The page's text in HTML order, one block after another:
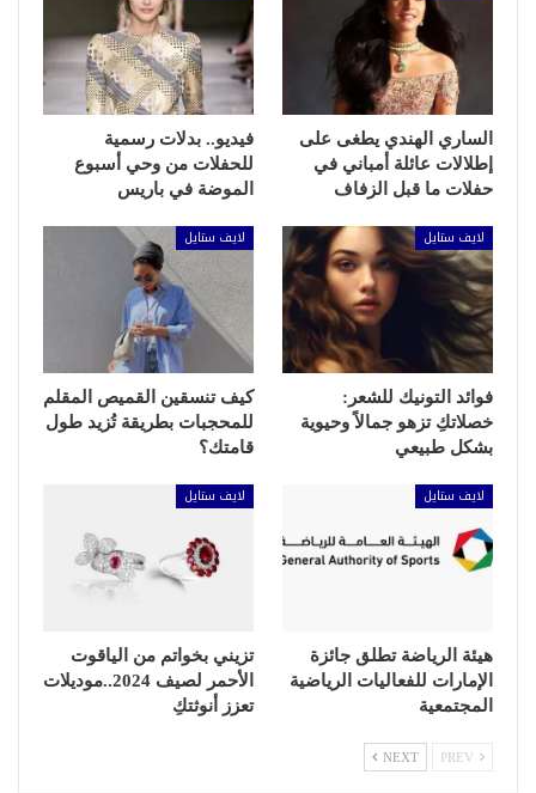
الساري الهندي يطغى على
إطلالات عائلة أمباني في
حفلات ما قبل الزفاف
فيديو.. بدلات رسمية
للحفلات من وحي أسبوع
الموضة في باريس
لايف ستايل
فوائد التونيك للشعر:
خصلاتكِ تزهو جمالاً وحيوية
بشكل طبيعي
لايف ستايل
كيف تنسقين القميص المقلم
للمحجبات بطريقة تُزيد طول
قامتك؟
لايف ستايل
هيئة الرياضة تطلق جائزة
الإمارات للفعاليات الرياضية
المجتمعية
لايف ستايل
تزيني بخواتم من الياقوت
الأحمر لصيف 2024..موديلات
تعزز أنوثتكِ
NEXT